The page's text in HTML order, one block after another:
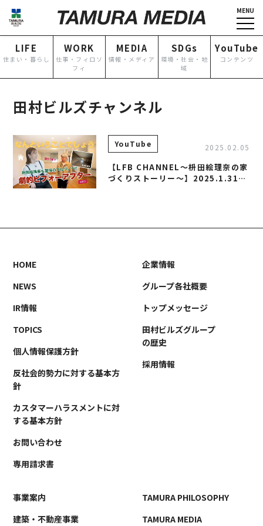
MENU
LIFE
住まい・暮らし
WORK
仕事・フィロソ
フィ
MEDIA
情報・メディア
SDGs
環境・社会・地
域
YouTube
コンテンツ
HOME
NEWS
IR情報
TOPICS
反社会的勢力に対する基本方
針
カスタマーハラスメントに対
する基本方針
企業情報
グループ各社概要
トップメッセージ
田村ビルズグループ
の歴史
事業案内
建築・不動産事業
環境リサイクル事業
TAMURA PHILOSOPHY
TAMURA MEDIA
オリジナルグッズ
メディア実績
田村ビルズチャンネル
YouTube 2025.02.05
【LFB CHANNEL～枡田絵理奈の家
づくりストーリー～】2025.1.31配
HOME
NEWS
IR情報
TOPICS
個人情報保護方針
反社会的勢力に対する基本方
針
カスタマーハラスメントに対
する基本方針
お問い合わせ
専用請求書
企業情報
グループ各社概要
トップメッセージ
田村ビルズグループ
の歴史
採用情報
事業案内
建築・不動産事業
TAMURA PHILOSOPHY
TAMURA MEDIA